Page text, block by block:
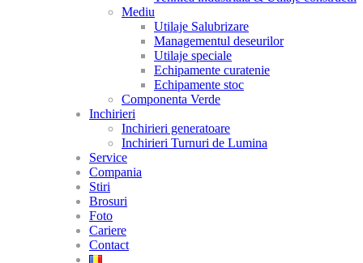
Mediu
Utilaje Salubrizare
Managementul deseurilor
Utilaje speciale
Echipamente curatenie
Echipamente stoc
Componenta Verde
Inchirieri
Inchirieri generatoare
Inchirieri Turnuri de Lumina
Service
Compania
Stiri
Brosuri
Foto
Cariere
Contact